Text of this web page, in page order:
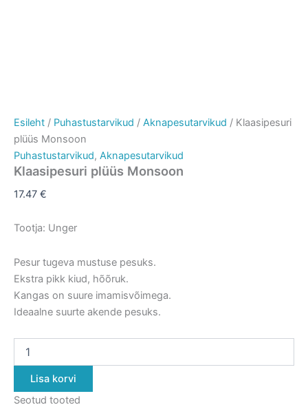
Esileht / Puhastustarvikud / Aknapesutarvikud / Klaasipesuri
plüüs Monsoon
Puhastustarvikud, Aknapesutarvikud
Klaasipesuri plüüs Monsoon
17.47 €
Tootja: Unger
Pesur tugeva mustuse pesuks.
Ekstra pikk kiud, hõõruk.
Kangas on suure imamisvõimega.
Ideaalne suurte akende pesuks.
Lisa korvi
Seotud tooted